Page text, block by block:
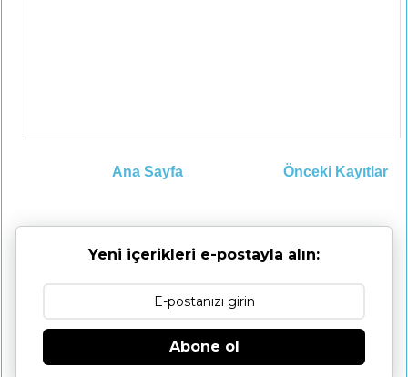
Önceki Kayıtlar
Ana Sayfa
Yeni içerikleri e-postayla alın:
Abone ol